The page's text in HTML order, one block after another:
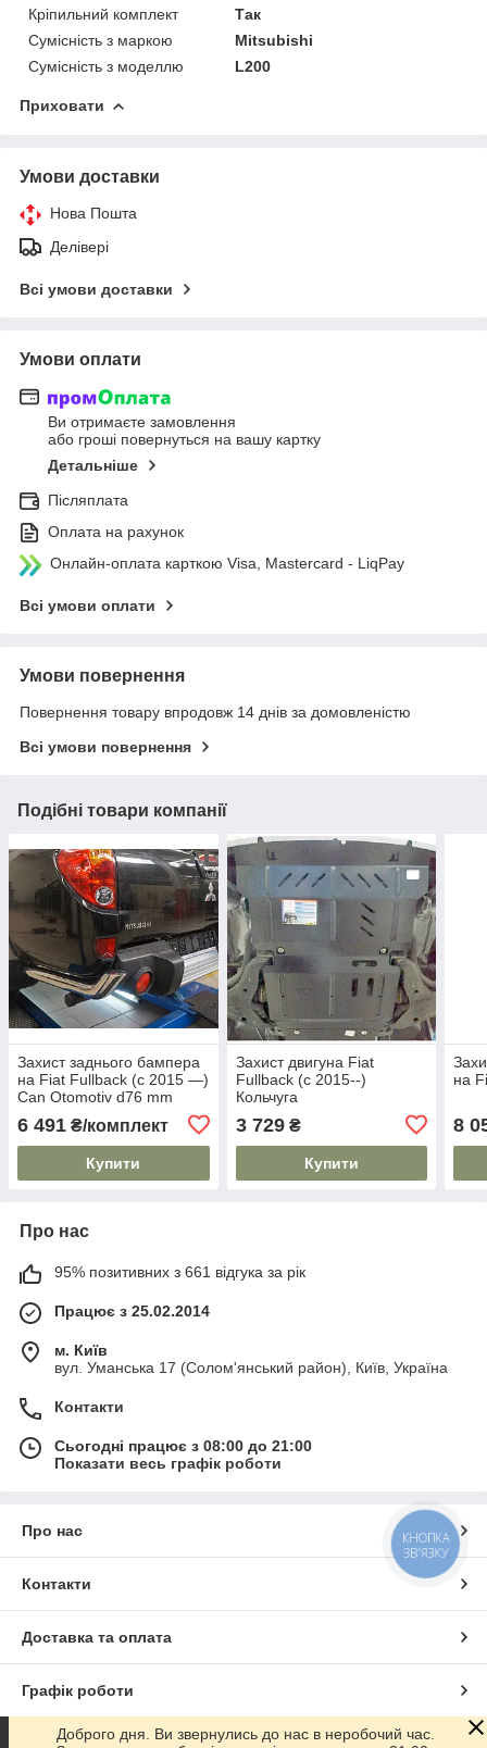
Кріпильний комплект
Так
Сумісність з маркою
Mitsubishi
Сумісність з моделлю
L200
Приховати
Умови доставки
Нова Пошта
Делівері
Всі умови доставки
Умови оплати
Ви отримаєте замовлення
або гроші повернуться на вашу картку
Детальніше
Післяплата
Оплата на рахунок
Онлайн-оплата карткою Visa, Mastercard - LiqPay
Всі умови оплати
Умови повернення
Повернення товару впродовж 14 днів за домовленістю
Всі умови повернення
Подібні товари компанії
Захист заднього бампера
на Fiat Fullback (c 2015 —)
Can Otomotiv d76 mm
6 491 ₴/комплект
Купити
Захист двигуна Fiat
Fullback (c 2015--)
Кольчуга
3 729₴
Купити
на
8
Про нас
95% позитивних з 661 відгука за рік
Працює з 25.02.2014
м. Київ
вул. Уманська 17 (Солом'янський район), Київ, Україна
Контакти
Сьогодні працює з 08:00 до 21:00
Показати весь графік роботи
Про нас
Контакти
Доставка та оплата
Графік роботи
Повна версія сайту
Доброго дня. Ви звернулись до нас в неробочий час.
КНОПКА
ЗВ'ЯЗКУ